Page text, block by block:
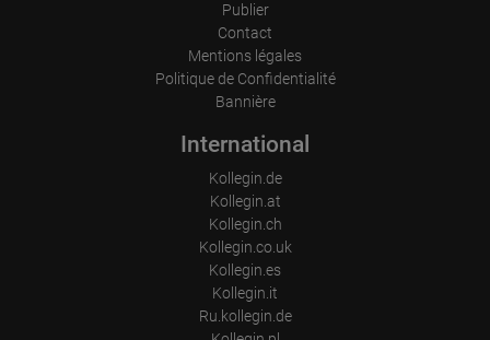
Publier
Contact
Mentions légales
Politique de Confidentialité
Bannière
International
Kollegin.de
Kollegin.at
Kollegin.ch
Kollegin.co.uk
Kollegin.es
Kollegin.it
Ru.kollegin.de